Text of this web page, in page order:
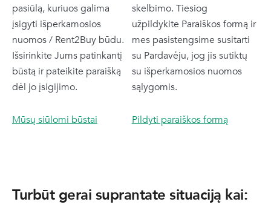
pasiūlą, kuriuos galima
įsigyti išperkamosios
nuomos / Rent2Buy būdu.
Išsirinkite Jums patinkantį
būstą ir pateikite paraišką
dėl jo įsigijimo.
Mūsų siūlomi būstai
skelbimo. Tiesiog
užpildykite Paraiškos formą ir
mes pasistengsime susitarti
su Pardavėju, jog jis sutiktų
su išperkamosios nuomos
sąlygomis.
Pildyti paraiškos formą
Turbūt gerai suprantate situaciją kai: